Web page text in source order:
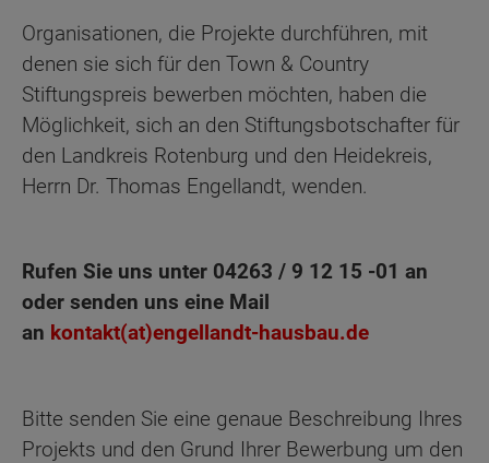
Organisationen, die Projekte durchführen, mit
denen sie sich für den Town & Country
Stiftungspreis bewerben möchten, haben die
Möglichkeit, sich an den Stiftungsbotschafter für
den Landkreis Rotenburg und den Heidekreis,
Herrn Dr. Thomas Engellandt, wenden.
Rufen Sie uns unter 04263 / 9 12 15 -01 an
oder senden uns eine Mail
an kontakt(at)engellandt-hausbau.de
Bitte senden Sie eine genaue Beschreibung Ihres
Projekts und den Grund Ihrer Bewerbung um den